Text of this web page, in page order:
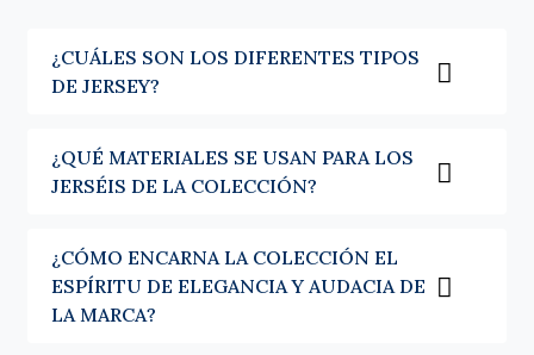
alto: qué jersey elegir
El cuello es a menudo lo que determina el lugar de un jersey en un look.
El cuello redondo es el más versátil. Se lleva sobre una camisa cuyo cuello
sobresale ligeramente, y se desliza fácilmente bajo una chaqueta. Es una
El cuello de pico está pensado para superponerse. Llevado sobre una
camisa clásica, deja ver el cuello y la corbata. Es a menudo el jersey del
vestuario profesional, el que estructura una silueta sin recargarla.
¿CUÁLES SON LOS DIFERENTES TIPOS
DE JERSEY?
¿QUÉ MATERIALES SE USAN PARA LOS
JERSÉIS DE LA COLECCIÓN?
¿CÓMO ENCARNA LA COLECCIÓN EL
ESPÍRITU DE ELEGANCIA Y AUDACIA DE
LA MARCA?